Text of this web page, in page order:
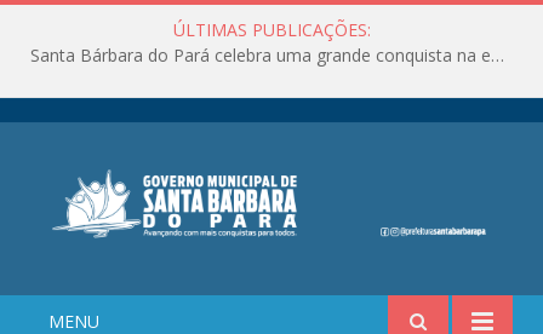
ÚLTIMAS PUBLICAÇÕES:
Santa Bárbara do Pará celebra uma grande conquista na educação!
MENU